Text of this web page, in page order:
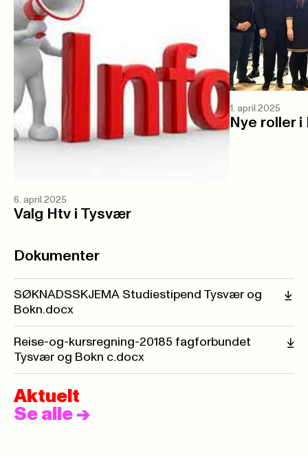
6. april 2025
Valg Htv i Tysvær
1. april 2025
Nye roller i
Dokumenter
SØKNADSSKJEMA Studiestipend Tysvær og
Bokn.docx
Reise-og-kursregning-20185 fagforbundet
Tysvær og Bokn c.docx
Aktuelt
Se alle ->